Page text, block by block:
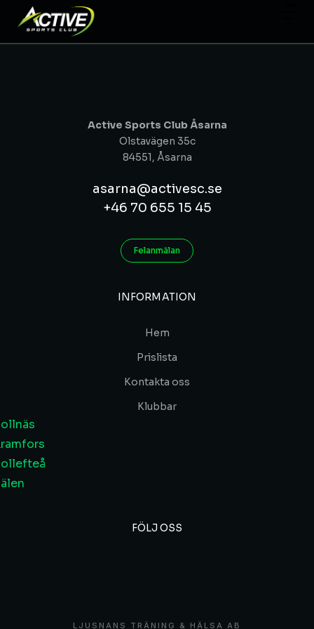
Active Sports Club Åsarna
Olstavägen 35c
84551, Åsarna
asarna@activesc.se
+46 70 655 15 45
Felanmälan
INFORMATION
Hem
Prislista
Kontakta oss
Klubbar
FÖLJ OSS
LJUSNANS TRÄNING & HÄLSA AB